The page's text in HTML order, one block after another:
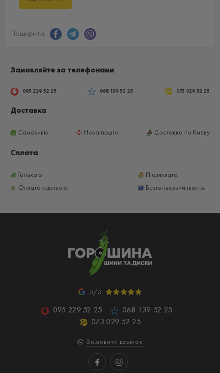
Поширити:
Замовляйте за телефонами
095 229 52 25 068 139 52 25 073 029 52 25
Доставка
Самовивіз Нова пошта Доставка по Києву
Сплата
Готівкою
Післяплата
Оплата карткою
Безготівковий платіж
5/5
095 229 52 25
068 139 52 25
073 029 52 25
Замовити дзвінок